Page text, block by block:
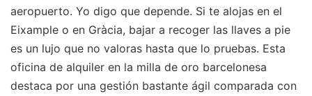
aeropuerto. Yo digo que depende. Si te alojas en el
Eixample o en Gràcia, bajar a recoger las llaves a pie
es un lujo que no valoras hasta que lo pruebas. Esta
oficina de alquiler en la milla de oro barcelonesa
destaca por una gestión bastante ágil comparada con